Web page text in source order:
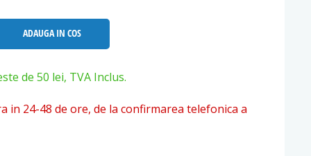
ADAUGA IN COS
de 50 lei, TVA Inclus.
in 24-48 de ore, de la confirmarea telefonica a